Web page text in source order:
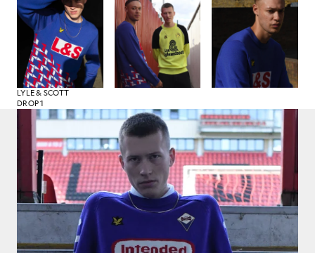
LYLE & SCOTT
DROP 1